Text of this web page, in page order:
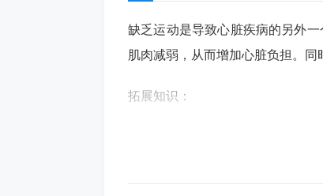
缺乏运动是导致心脏疾病的另外
肌肉减弱，从而增加心脏负担。同
拓展知识：
心脏疾病指的是导致心脏功能异
失血或破裂等方式引起的。根据
主要原因之一。